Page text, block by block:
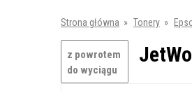
Strona główna » Tonery »
z powrotem
do wyciągu